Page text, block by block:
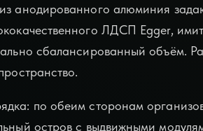
анодированного алюминия
ЛДСП Egger,
сбалансированный объём.
по обеим сторонам
остров с выдвижными